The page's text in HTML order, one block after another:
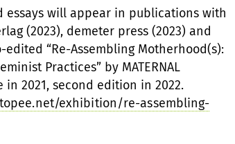
will appear in publications with
(2023), demeter press (2023) and
“Re-Assembling Motherhood(s):
Practices” by MATERNAL
in 2021, second edition in 2022.
exhibition/re-assembling-